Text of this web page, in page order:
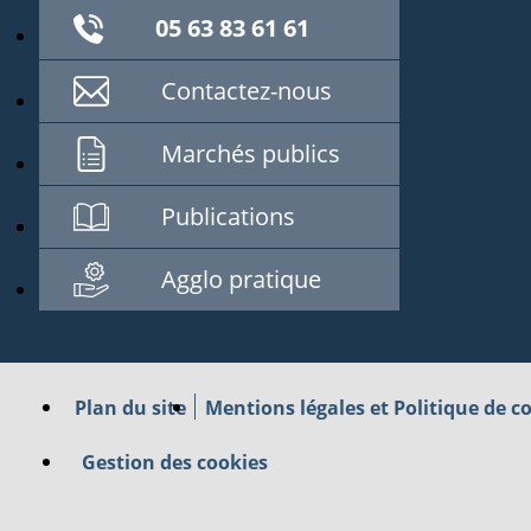
05 63 83 61 61
Contactez-nous
Marchés publics
Publications
Agglo pratique
Plan du site Mentions légales et Politique de
Gestion des cookies